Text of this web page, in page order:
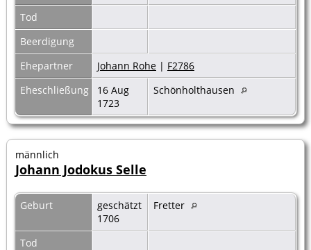
Tod
Beerdigung
Ehepartner
Johann Rohe | F2786
Eheschließung
16 Aug
1723
Schönholthausen
männlich
Johann Jodokus Selle
Geburt
geschätzt
1706
Fretter
Tod